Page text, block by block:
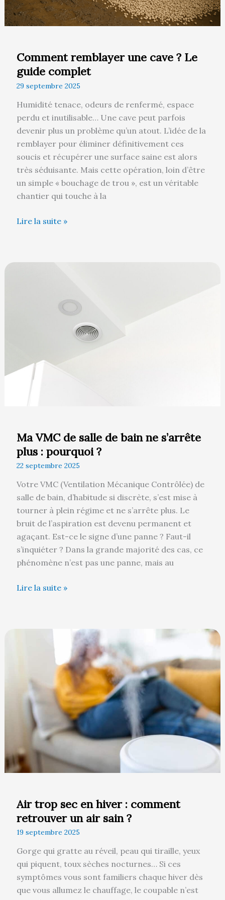
Comment remblayer une cave ? Le
guide complet
29 septembre 2025
Humidité tenace, odeurs de renfermé, espace
perdu et inutilisable… Une cave peut parfois
devenir plus un problème qu’un atout. L’idée de la
remblayer pour éliminer définitivement ces
soucis et récupérer une surface saine est alors
très séduisante. Mais cette opération, loin d’être
un simple « bouchage de trou », est un véritable
chantier qui touche à la
Lire la suite »
Ma VMC de salle de bain ne s’arrête
plus : pourquoi ?
22 septembre 2025
Votre VMC (Ventilation Mécanique Contrôlée) de
salle de bain, d’habitude si discrète, s’est mise à
tourner à plein régime et ne s’arrête plus. Le
bruit de l’aspiration est devenu permanent et
agaçant. Est-ce le signe d’une panne ? Faut-il
s’inquiéter ? Dans la grande majorité des cas, ce
phénomène n’est pas une panne, mais au
s’arrête
plus
Lire la suite »
Air trop sec en hiver : comment
retrouver un air sain ?
19 septembre 2025
Gorge qui gratte au réveil, peau qui tiraille, yeux
qui piquent, toux sèches nocturnes… Si ces
symptômes vous sont familiers chaque hiver dès
que vous allumez le chauffage, le coupable n’est
hiver
comment
retrouver
air
sain